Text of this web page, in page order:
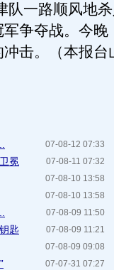
一路顺风地杀
争夺战。今晚
击。（本报台
07-08-12 07:33
07-08-11 07:32
冕
07-08-10 13:58
07-08-10 13:58
07-08-09 11:50
07-08-09 11:21
匙
07-08-09 09:08
07-07-31 07:27